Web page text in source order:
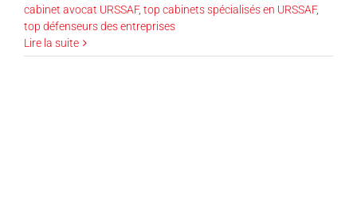
cabinet avocat URSSAF, top cabinets spécialisés en URSSAF,
top défenseurs des entreprises
Lire la suite